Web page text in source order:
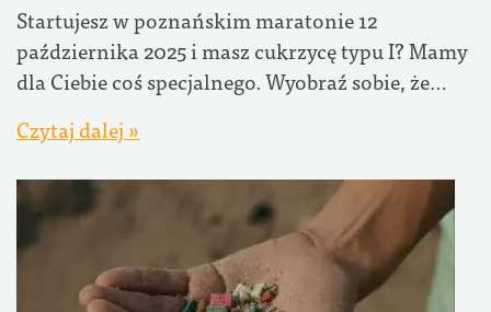
Startujesz w poznańskim maratonie 12
października 2025 i masz cukrzycę typu I? Mamy
dla Ciebie coś specjalnego. Wyobraź sobie, że…
Czytaj dalej »